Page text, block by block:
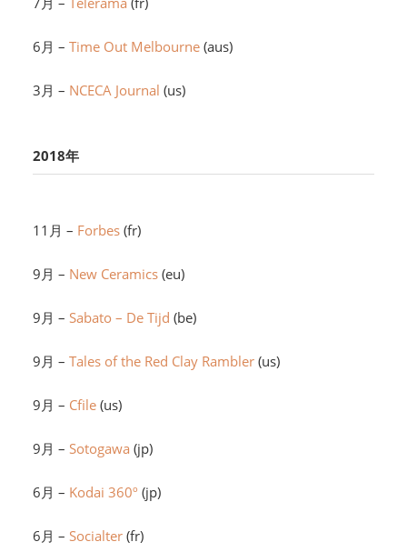
6月 – Time Out Melbourne(aus)
3月 – NCECA Journal (us)
2018年
11月 – Forbes(fr)
9月 – New Ceramics(eu)
9月 – Sabato – De Tijd (be)
9月 – Tales of the Red Clay Rambler(us)
9月 – Cfile(us)
9月 – Sotogawa (jp)
6月 – Kodai 360º (jp)
6月 – Socialter(fr)